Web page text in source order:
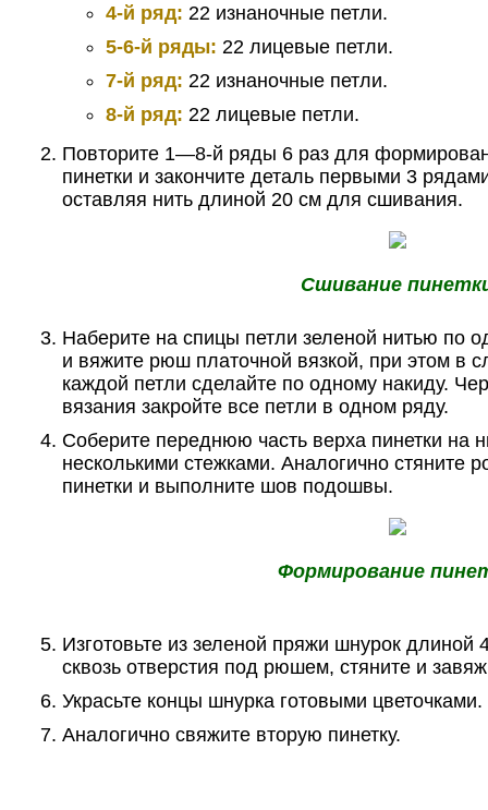
4-й ряд: 22 изнаночные петли.
5-6-й ряды: 22 лицевые петли.
7-й ряд: 22 изнаночные петли.
8-й ряд: 22 лицевые петли.
Повторите 1—8-й ряды 6 раз для
пинетки и закончите деталь первыми 3
оставляя нить длиной 20 см для сшивания.
Сшивание
Наберите на спицы петли зеленой нитью по
и вяжите рюш платочной вязкой, при этом в
каждой петли сделайте по одному накиду.
вязания закройте все петли в одном ряду.
Соберите переднюю часть верха пинетки на
несколькими стежками. Аналогично стяните
пинетки и выполните шов подошвы.
Формирование
Изготовьте из зеленой пряжи шнурок длиной
сквозь отверстия под рюшем, стяните и
Украсьте концы шнурка готовыми цветочками.
Аналогично свяжите вторую пинетку.